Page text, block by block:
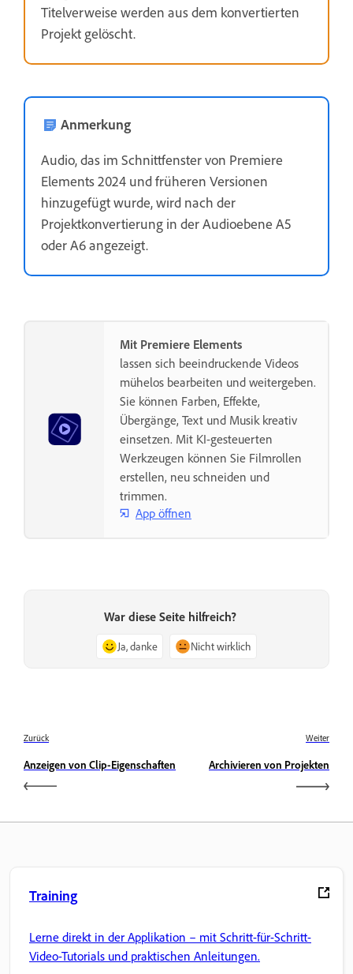
Titelverweise werden aus dem konvertierten
Projekt gelöscht.
Anmerkung
Audio, das im Schnittfenster von Premiere
Elements 2024 und früheren Versionen
hinzugefügt wurde, wird nach der
Projektkonvertierung in der Audioebene A5
oder A6 angezeigt.
Mit Premiere Elements
lassen sich beeindruckende Videos
mühelos bearbeiten und weitergeben.
Sie können Farben, Effekte,
Übergänge, Text und Musik kreativ
einsetzen. Mit KI-gesteuerten
Werkzeugen können Sie Filmrollen
erstellen, neu schneiden und
trimmen.
App öffnen
War diese Seite hilfreich?
Ja, danke Nicht wirklich
Zurück
Anzeigen von Clip-Eigenschaften
Weiter
Archivieren von Projekten
Training
Lerne direkt in der Applikation – mit Schritt-für-Schritt-
Video-Tutorials und praktischen Anleitungen.